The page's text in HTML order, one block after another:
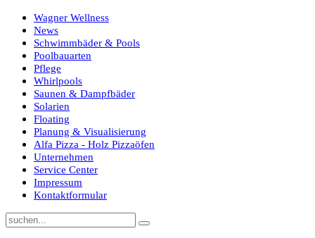
Wagner Wellness
News
Schwimmbäder & Pools
Poolbauarten
Pflege
Whirlpools
Saunen & Dampfbäder
Solarien
Floating
Planung & Visualisierung
Alfa Pizza - Holz Pizzaöfen
Unternehmen
Service Center
Impressum
Kontaktformular